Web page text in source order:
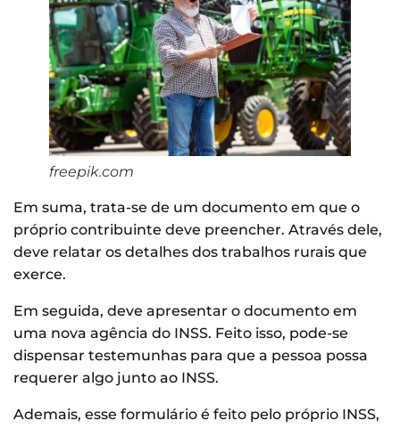
freepik.com
Em suma, trata-se de um documento em que o
próprio contribuinte deve preencher. Através dele,
deve relatar os detalhes dos trabalhos rurais que
exerce.
Em seguida, deve apresentar o documento em
uma nova agência do INSS. Feito isso, pode-se
dispensar testemunhas para que a pessoa possa
requerer algo junto ao INSS.
Ademais, esse formulário é feito pelo próprio INSS,